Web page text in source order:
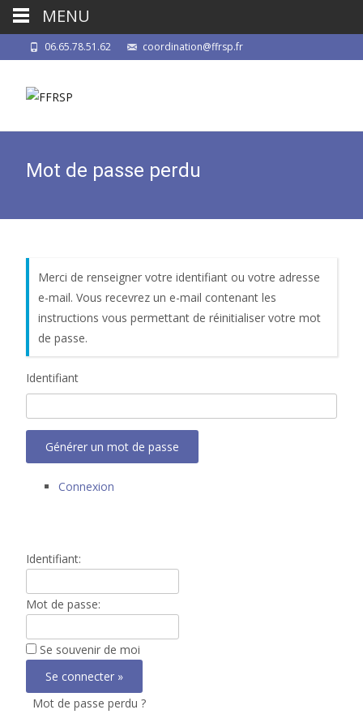
06.65.78.51.62 coordination@ffrsp.fr
Mot de passe perdu
Merci de renseigner votre identifiant ou votre adresse
e-mail. Vous recevrez un e-mail contenant les
instructions vous permettant de réinitialiser votre mot
de passe.
Identifiant
Générer un mot de passe
Connexion
Identifiant:
Mot de passe:
Se souvenir de moi
Mot de passe perdu ?
MENU